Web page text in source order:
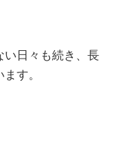
い日々も続き、長
す。